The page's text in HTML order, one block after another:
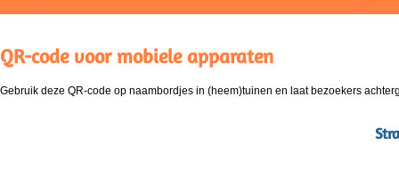
QR-code voor mobiele apparaten
Gebruik deze QR-code op naambordjes in (heem)tuinen en laat bezoekers